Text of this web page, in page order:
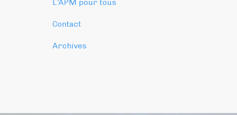
L'APM pour tous
Contact
Archives